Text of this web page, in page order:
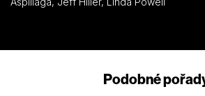
Podobné